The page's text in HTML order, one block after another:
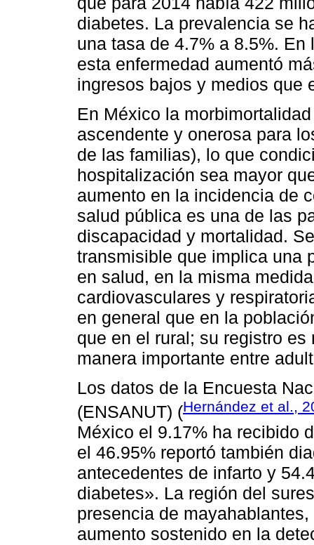
diabetes. La prevalencia se
una tasa de 4.7% a 8.5%.
esta enfermedad aumentó
ingresos bajos y medios que
En México la
ascendente y onerosa para
de las familias), lo que
hospitalización sea mayor
aumento en la incidencia de
salud pública es una de las
discapacidad y mortalidad.
transmisible que implica una
en salud, en la misma
cardiovasculares y
en general que en la
que en el rural; su registro
manera importante entre
Los datos de la Encuesta
(ENSANUT) (Hernández et al.,
México el 9.17% ha recibido
el 46.95% reportó también
antecedentes de infarto y
diabetes». La región del
presencia de
aumento sostenido en la